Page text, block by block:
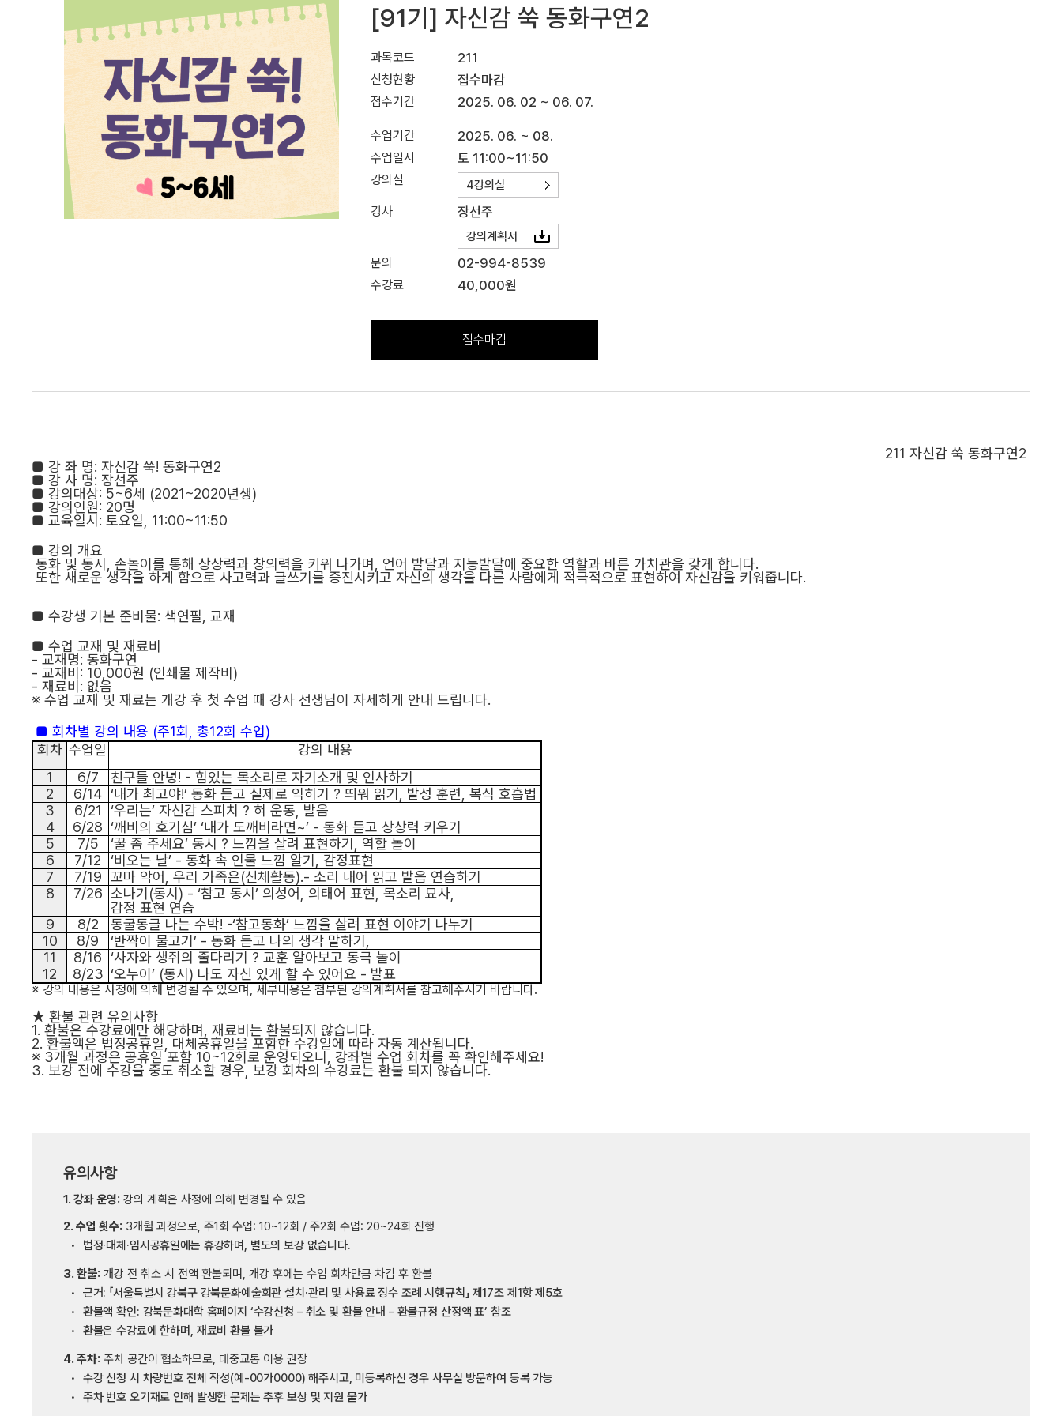
[91기] 자신감 쑥 동화구연2
과목코드 211
신청현황 접수마감
접수기간 2025. 06. 02 ~ 06. 07.
수업기간 2025. 06. ~ 08.
수업일시 토 11:00~11:50
강의실 4강의실
강사 장선주
강의계획서
문의 02-994-8539
수강료 40,000원
접수마감
211 자신감 쑥 동화구연2
■ 강 좌 명: 자신감 쑥! 동화구연2
■ 강 사 명: 장선주
■ 강의대상: 5~6세 (2021~2020년생)
■ 강의인원: 20명
■ 교육일시 : 토요일 , 11:00~11:50
■ 강의 개요
동화 및 동시
손놀이를 통해 상상력과 창의력을 키워 나가며 언어 발달과 지능발달에 중요한 역할과 바른 가치관을 갖게 합니다.
또한 새로운 생각을 하게 함으로 사고력과 글쓰기를 증진시키고 자신의 생각을 다른 사람에게 적극적으로 표현하여 자신감을 키워줍니다.
■ 수강생 기본 준비물: 색연필 교재
■ 수업 교재 및 재료비
- 교재명: 동화구연
- 교재비 : 10,000원 (인쇄물 제작비)
- 재료비 : 없음
※ 수업 교재 및 재료는 개강 후 첫 수업 때 강사 선생님이 자세하게 안내 드립니다.
■ 회차별 강의 내용 (주1회 총12회 수업)
회차 수업일
강의 내용
1
6/7 친구들 안녕! - 힘있는 목소리로 자기소개 및 인사하기
2
6/14 ‘내가 최고야!’ 동화 듣고 실제로 익히기 ? 띄워 읽기 발성 훈련 복식 호흡법
3
6/21 ‘우리는’ 자신감 스피치 ? 혀 운동 발음
4
6/28 ‘깨비의 호기심’ ‘내가 도깨비라면~’ - 동화 듣고 상상력 키우기
5
7/5 ‘꿀 좀 주세요’ 동시 ? 느낌을 살려 표현하기
역할 놀이
6
7/12 ‘비오는 날’ - 동화 속 인물 느낌 알기
감정표현
7
7/19 꼬마 악어 우리 가족은(신체활동).- 소리 내어 읽고 발음 연습하기
8
7/26 소나기 (동시 ) - ‘참고 동시 ’ 의성어 의태어 표현 목소리 묘사,
감정 표현 연습
9
8/2 동굴동글 나는 수박! -‘참고동화’ 느낌을 살려 표현 이야기 나누기
10
8/9 ‘반짝이 물고기 ’ - 동화 듣고 나의 생각 말하기
11
8/16 ‘사자와 생쥐의 줄다리기 ? 교훈 알아보고 동극 놀이
12
8/23 ‘오누이 ’ (동시 ) 나도 자신 있게 할 수 있어요 - 발표
※ 강의 내용은 사정에 의해 변경될 수 있으며, 세부내용은 첨부된 강의계획서를 참고해주시기 바랍니다.
★ 환불 관련 유의사항
1. 환불은 수강료에만 해당하며 재료비는 환불되지 않습니다.
2. 환불액은 법정공휴일 대체공휴일을 포함한 수강일에 따라 자동 계산됩니다.
※ 3개월 과정은 공휴일 포함 10~12회로 운영되오니 강좌별 수업 회차를 꼭 확인해주세요!
3. 보강 전에 수강을 중도 취소할 경우 보강 회차의 수강료는 환불 되지 않습니다.
유의사항
1. 강좌 운영: 강의 계획은 사정에 의해 변경될 수 있음
2. 수업 횟수: 3개월 과정으로, 주1회 수업: 10~12회 / 주2회 수업: 20~24회 진행
법정·대체·임시공휴일에는 휴강하며, 별도의 보강 없습니다.
3. 환불: 개강 전 취소 시 전액 환불되며, 개강 후에는 수업 회차만큼 차감 후 환불
근거: 「서울특별시 강북구 강북문화예술회관 설치·관리 및 사용료 징수 조례 시행규칙」 제17조 제1항 제5호
환불액 확인: 강북문화대학 홈페이지 ‘수강신청 – 취소 및 환불 안내 – 환불규정 산정액 표’ 참조
환불은 수강료에 한하며, 재료비 환불 불가
4. 주차: 주차 공간이 협소하므로, 대중교통 이용 권장
수강 신청 시 차량번호 전체 작성(예-00가0000) 해주시고, 미등록하신 경우 사무실 방문하여 등록 가능
주차 번호 오기재로 인해 발생한 문제는 추후 보상 및 지원 불가